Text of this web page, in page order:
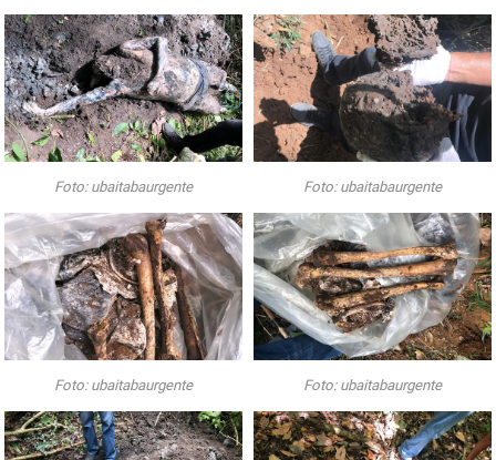
Foto: ubaitabaurgente Foto: ubaitabaurgente
Foto: ubaitabaurgente Foto: ubaitabaurgente